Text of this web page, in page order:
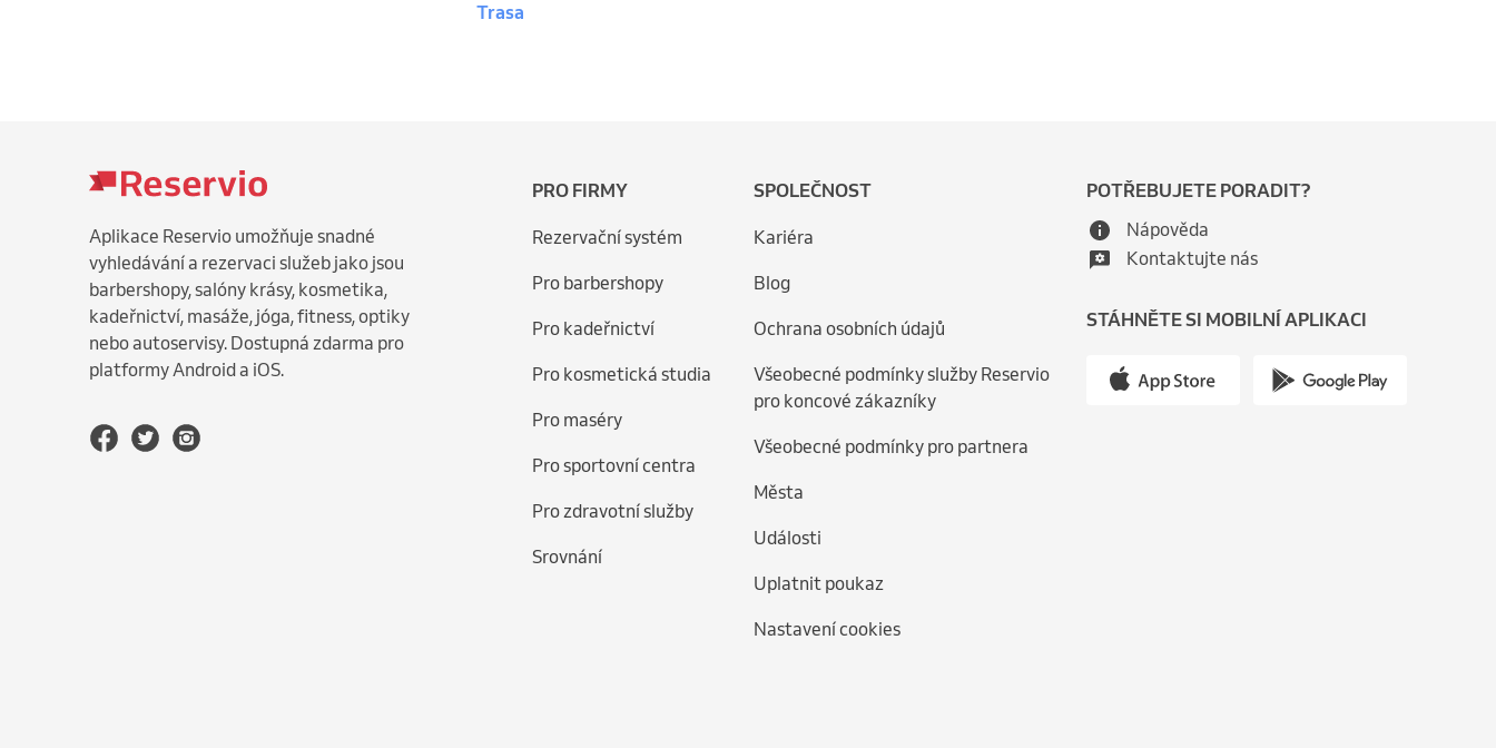
Trasa
Aplikace Reservio umožňuje snadné
vyhledávání a rezervaci služeb jako jsou
barbershopy, salóny krásy, kosmetika,
kadeřnictví, masáže, jóga, fitness, optiky
nebo autoservisy. Dostupná zdarma pro
platformy Android a iOS.
PRO FIRMY
Rezervační systém
Pro barbershopy
Pro kadeřnictví
Pro kosmetická studia
Pro maséry
Pro sportovní centra
Pro zdravotní služby
Srovnání
SPOLEČNOST
Kariéra
Blog
Ochrana osobních údajů
Všeobecné podmínky služby Reservio
pro koncové zákazníky
Všeobecné podmínky pro partnera
Města
Události
Uplatnit poukaz
Nastavení cookies
POTŘEBUJETE PORADIT?
Nápověda
Kontaktujte nás
STÁHNĚTE SI MOBILNÍ APLIKACI